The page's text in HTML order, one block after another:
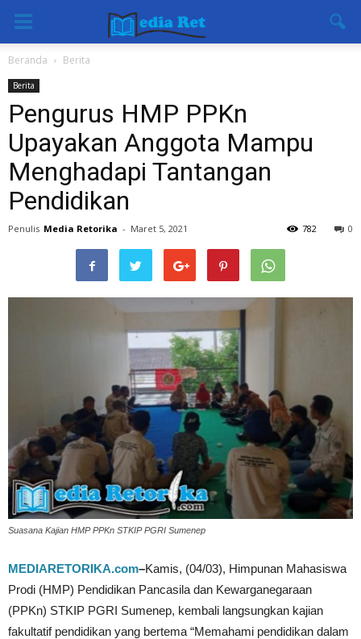
Beranda Berita
Berita
Pengurus HMP PPKn
Upayakan Anggota Mampu
Menghadapi Tantangan
Pendidikan
Penulis Media Retorika - Maret 5, 2021 0
782
Suasana Kajian HMP PPKn STKIP PGRI Sumenep
MEDIARETORIKA.com–Kamis, (04/03), Himpunan Mahasiswa
Prodi (HMP) Pendidikan Pancasila dan Kewarganegaraan
(PPKn) STKIP PGRI Sumenep, kembali langsungkan kajian
fakultatif pendidikan yang bertema “Memahami pendidikan dalam